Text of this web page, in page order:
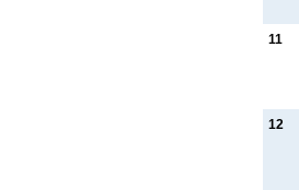
11
12